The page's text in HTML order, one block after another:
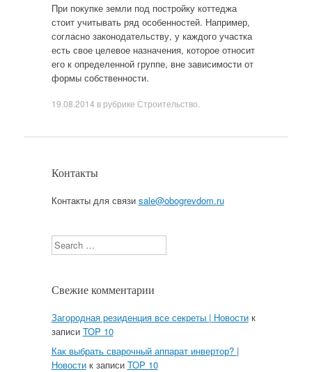
При покупке земли под постройку коттеджа
стоит учитывать ряд особенностей. Например,
согласно законодательству, у каждого участка
есть свое целевое назначения, которое относит
его к определенной группе, вне зависимости от
формы собственности.
19.08.2014 в рубрике Строительство
Контакты
Контакты для связи sale@obogrevdom.ru
Search
Свежие комментарии
Загородная резиденция все секреты | Новостик
записи TOP 10
Как выбрать сварочный аппарат инвертор? |
Новостик записи TOP 10